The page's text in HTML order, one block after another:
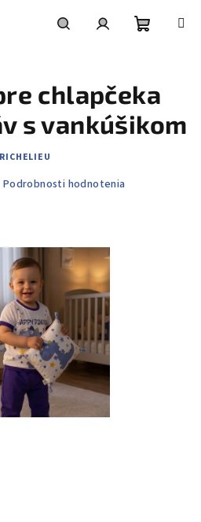
košík
chlapčeka
s vankúšikom
RICHELIEU
Podrobnosti hodnotenia